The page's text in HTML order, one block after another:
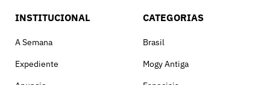
INSTITUCIONAL
A Semana
Expediente
CATEGORIAS
Brasil
Mogy Antiga